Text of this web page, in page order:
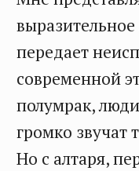
передает
современной
полумрак,
громко звучат
Но с алтаря,